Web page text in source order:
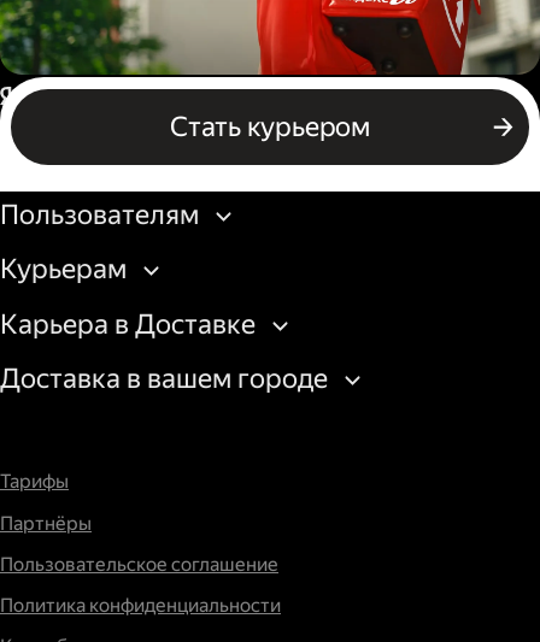
Пеший курьер
Стать курьером
Россия
Бизнесу
Пользователям
Курьерам
Карьера в Доставке
Доставка в вашем городе
Тарифы
Партнёры
Пользовательское соглашение
Политика конфиденциальности